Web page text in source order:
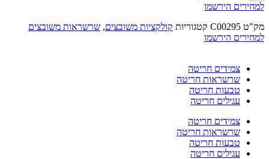
למחירים הירשמו
מק"ט C00295 קטגוריות קולקציות משובצים, שרשראות משובצים
למחירים הירשמו
צמידים חריטה
שרשראות חריטה
טבעות חריטה
עגילים חריטה
צמידים חריטה
שרשראות חריטה
טבעות חריטה
עגילים חריטה